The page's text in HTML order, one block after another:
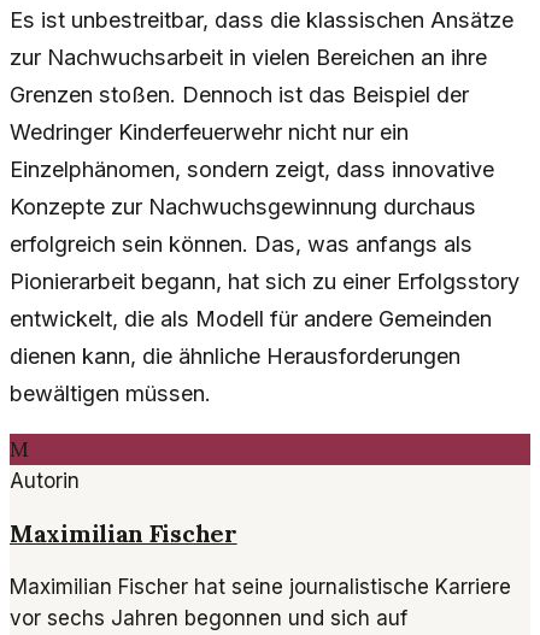
Es ist unbestreitbar, dass die klassischen Ansätze
zur Nachwuchsarbeit in vielen Bereichen an ihre
Grenzen stoßen. Dennoch ist das Beispiel der
Wedringer Kinderfeuerwehr nicht nur ein
Einzelphänomen, sondern zeigt, dass innovative
Konzepte zur Nachwuchsgewinnung durchaus
erfolgreich sein können. Das, was anfangs als
Pionierarbeit begann, hat sich zu einer Erfolgsstory
entwickelt, die als Modell für andere Gemeinden
dienen kann, die ähnliche Herausforderungen
bewältigen müssen.
M
Autorin
Maximilian Fischer
Maximilian Fischer hat seine journalistische Karriere
vor sechs Jahren begonnen und sich auf